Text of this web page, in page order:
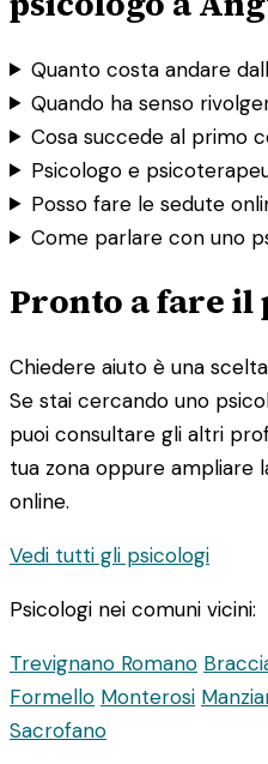
Quanto costa andare
Quando ha senso
Cosa succede al primo
Psicologo e
Posso fare le sedute
Come parlare con uno
Pronto a fare il
Chiedere aiuto è una
Se stai cercando uno
puoi consultare gli altri
tua zona oppure ampliare
online.
Vedi tutti gli psicologi
Psicologi nei comuni vicini:
Trevignano Romano
Formello Monterosi
Sacrofano